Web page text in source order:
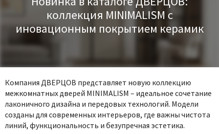
коллекция MINIMALISM с
иновационным покрытием керамик
Компания ДВЕРЦОВ представляет новую коллекцию
межкомнатных дверей MINIMALISM – идеальное сочетание
лаконичного дизайна и передовых технологий. Модели
созданы для современных интерьеров, где важны чистота
линий, функциональность и безупречная эстетика.